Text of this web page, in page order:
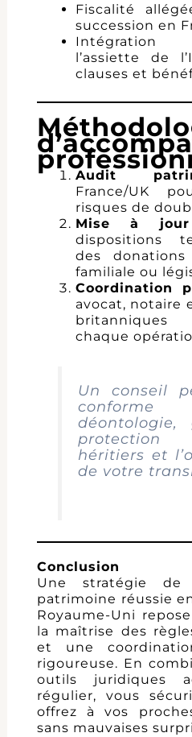
Fiscalité
succession en
Intégration
l’assiette de
clauses et
Audit
France/UK
risques de
Mise à jour
dispositions
des donations
familiale ou
Coordination
avocat, notaire
chaque
Un conseil
héritiers et
de votre
Conclusion
Une stratégie de
patrimoine réussie
Royaume-Uni
la maîtrise des
et une
rigoureuse. En
outils juridiques
régulier, vous
offrez à vos
sans mauvaises